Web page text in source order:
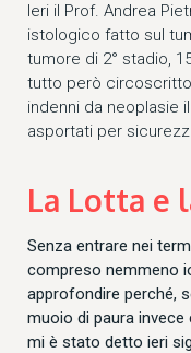
Ieri il Prof. Andrea
istologico fatto sul
tumore di 2° stadio,
tutto però
indenni da neoplasie
asportati per
La Lotta e
Senza entrare nei
compreso nemmeno
approfondire perché,
muoio di paura
mi è stato detto ieri